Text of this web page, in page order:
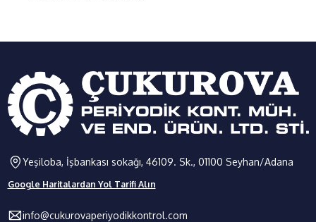
Yeşiloba, İşbankası sokağı, 46109. Sk., 01100 Seyhan/Adana
Google Haritalardan Yol Tarifi Alın
info@cukurovaperiyodikkontrol.com